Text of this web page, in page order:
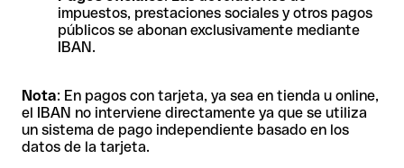
impuestos, prestaciones sociales y otros pagos
públicos se abonan exclusivamente mediante
IBAN.
Nota: En pagos con tarjeta, ya sea en tienda u online,
el IBAN no interviene directamente ya que se utiliza
un sistema de pago independiente basado en los
datos de la tarjeta.